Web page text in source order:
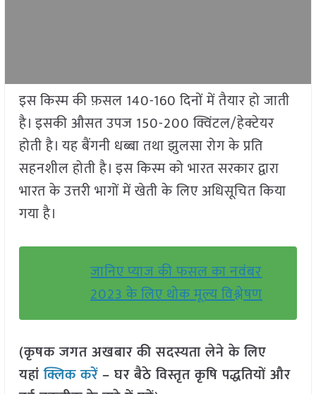
इस किस्म की फ़सल 140-160 दिनों में तैयार हो जाती
है। इसकी औसत उपज 150-200 क्विंटल/हेक्टेयर
होती है। यह बैंगनी धब्बा तथा झुलसा रोग के प्रति
सहनशील होती है। इस किस्म को भारत सरकार द्वारा
भारत के उत्तरी भागों में खेती के लिए अधिसूचित किया
गया है।
जानिए प्याज की फसल का नवंबर
2023 के लिए थोक मूल्य विश्लेषण
(कृषक जगत अखबार की सदस्यता लेने के लिए
यहांक्लिक करें– घर बैठे विस्तृत कृषि पद्धतियों और